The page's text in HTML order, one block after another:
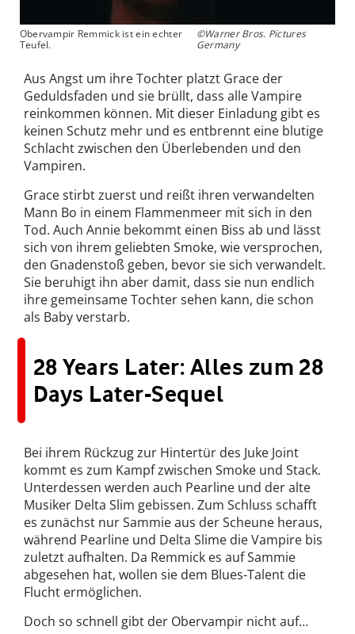
Obervampir Remmick ist ein echter
Teufel.
©Warner Bros. Pictures
Germany
Aus Angst um ihre Tochter platzt Grace der
Geduldsfaden und sie brüllt, dass alle Vampire
reinkommen können. Mit dieser Einladung gibt es
keinen Schutz mehr und es entbrennt eine blutige
Schlacht zwischen den Überlebenden und den
Vampiren.
Grace stirbt zuerst und reißt ihren verwandelten
Mann Bo in einem Flammenmeer mit sich in den
Tod. Auch Annie bekommt einen Biss ab und lässt
sich von ihrem geliebten Smoke, wie versprochen,
den Gnadenstoß geben, bevor sie sich verwandelt.
Sie beruhigt ihn aber damit, dass sie nun endlich
ihre gemeinsame Tochter sehen kann, die schon
als Baby verstarb.
28 Years Later: Alles zum 28
Days Later-Sequel
Bei ihrem Rückzug zur Hintertür des Juke Joint
kommt es zum Kampf zwischen Smoke und Stack.
Unterdessen werden auch Pearline und der alte
Musiker Delta Slim gebissen. Zum Schluss schafft
es zunächst nur Sammie aus der Scheune heraus,
während Pearline und Delta Slime die Vampire bis
zuletzt aufhalten. Da Remmick es auf Sammie
abgesehen hat, wollen sie dem Blues-Talent die
Flucht ermöglichen.
Doch so schnell gibt der Obervampir nicht auf…